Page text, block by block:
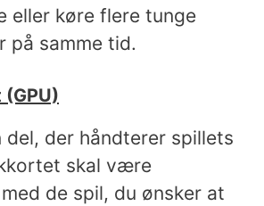
eller køre flere tunge
på samme tid.
del, der håndterer spillets
skal være
de spil, du ønsker at